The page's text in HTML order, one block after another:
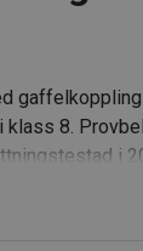
8.
i